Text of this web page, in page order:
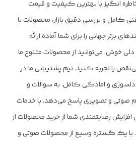
انگیز با بهترین کیفیت و قیمت
کامل و بررسی دقیق بازار، محصولات با
برتر جهانی را برای شما آماده ارائه
خوش، می‌توانید از محصولات متنوع ما
را تجربه کنید. تیم پشتیبانی ما در
دلسوزی و امادگی کامل، به سوالات و
صوتی و تصویری پاسخ می‌دهد. با خدمات
رضایتمندی شما از خرید محصولات از
یک گستره وسیع از محصولات صوتی و